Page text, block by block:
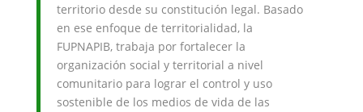
territorio desde su constitución legal. Basado
en ese enfoque de territorialidad, la
FUPNAPIB, trabaja por fortalecer la
organización social y territorial a nivel
comunitario para lograr el control y uso
sostenible de los medios de vida de las